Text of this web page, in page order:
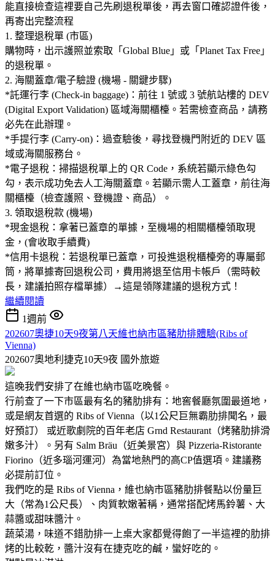
能直接檢查這裡要自己先刷退稅單後，再去窗口確認證件後，
再寄出完整流程
1. 整理退稅單 (市區)
購物時，出示護照並索取「Global Blue」或「Planet Tax Free」
的退稅單。
2. 海關蓋章/電子驗證 (機場 - 關鍵步驟)
*託運行李 (Check-in baggage)：前往 1 號或 3 號航站樓的 DEV
(Digital Export Validation) 區域海關櫃檯。若需檢查商品，請務
必先在此辦理。
*手提行李 (Carry-on)：過查驗後，尋找登機門附近的 DEV 區
域或海關服務台。
*電子退稅：掃描退稅單上的 QR Code，系統若顯示綠色勾
勾，表示成功免去人工海關蓋章。若顯示需人工蓋章，前往海
關櫃檯（檢查護照、登機證、商品）。
3. 領取退稅款 (機場)
*現金退稅：拿著已蓋章的單據，至機場的相關櫃檯領取現
金，(會收取手續費)
*信用卡退稅：若退稅單已蓋章，可投進退稅櫃檯旁的專屬郵
筒，將單據寄回退稅公司，費用將退至信用卡帳戶（需時較
長，建議拍照存檔單據）→這是領隊建議的退稅方式！
繼續閱讀
1週前
202607奧捷10天9夜第八天維也納市區豬肋排體驗(Ribs of
Vienna)
202607奧地利捷克10天9夜 國外旅遊
這晚我們安排了在維也納市區吃晚餐。
行前查了一下市區最有名的豬肋排有：地窖餐廳氛圍最道地，
或是網友首選的 Ribs of Vienna（以1公尺巨無霸肋排聞名，最
好預訂） 或近歌劇院的百年老店 Grnd Restaurant（烤豬肋排滑
嫩多汁）。另有 Salm Bräu（近美景宮）與 Pizzeria-Ristorante
Fiorino（近多瑙河運河）為當地熱門的高CP值選項。建議務
必提前訂位。
我們吃的是 Ribs of Vienna，維也納市區豬肋排餐點以份量巨
大（常為1公尺長）、肉質軟嫩著稱，通常搭配烤馬鈴薯、大
蒜醬或甜味醬汁。
蔬菜湯，味道不錯肋排一上桌大家都覺得飽了一半這裡的肋排
烤的比較乾，醬汁沒有在捷克吃的鹹，蠻好吃的。